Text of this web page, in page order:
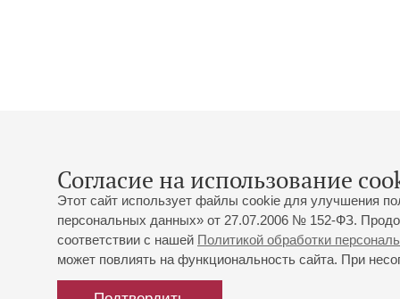
Согласие на использование
Этот сайт использует файлы cookie для улучшения
персональных данных» от 27.07.2006 № 152-ФЗ.
соответствии с нашей Политикой обработки
может повлиять на функциональность сайта. При